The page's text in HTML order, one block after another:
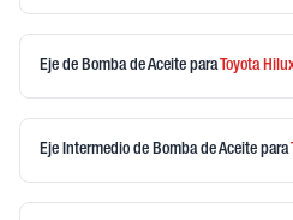
Eje de Bomba de Aceite paraToyota
Eje Intermedio de Bomba de Aceite para